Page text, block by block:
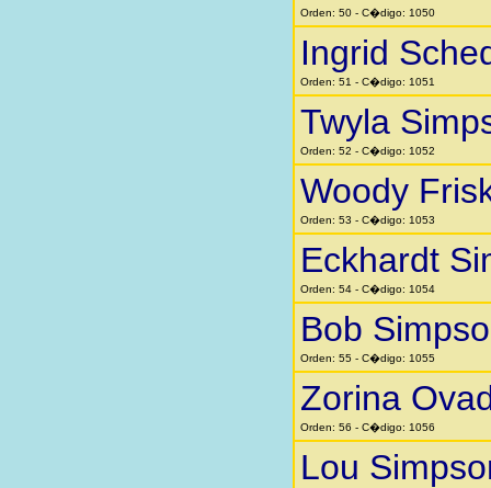
Orden: 50 - C�digo: 1050
Ingrid
Orden: 51 - C�digo: 1051
Twyla
Orden: 52 - C�digo: 1052
Woody
Orden: 53 - C�digo: 1053
Eckhardt
Orden: 54 - C�digo: 1054
Bob
Orden: 55 - C�digo: 1055
Zorina
Orden: 56 - C�digo: 1056
Lou